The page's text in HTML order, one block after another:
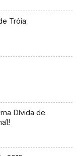
Tróia
Dívida de